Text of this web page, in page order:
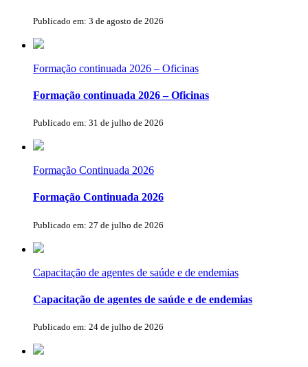
Publicado em: 3 de agosto de 2026
Formação continuada 2026 – Oficinas
Formação continuada 2026 – Oficinas
Publicado em: 31 de julho de 2026
Formação Continuada 2026
Formação Continuada 2026
Publicado em: 27 de julho de 2026
Capacitação de agentes de saúde e de endemias
Capacitação de agentes de saúde e de endemias
Publicado em: 24 de julho de 2026